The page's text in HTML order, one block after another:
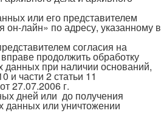
или его представителем
лайн» по адресу, указанному в
согласия на
продолжить обработку
данных при наличии оснований,
и части 2 статьи 11
27.07.2006 г.
дней или до получения
данных или уничтожении